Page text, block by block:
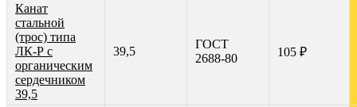
Канат
стальной
(трос) типа
ЛК-Р с
органическим
сердечником
39,5
39,5
ГОСТ
2688-80
105 ₽